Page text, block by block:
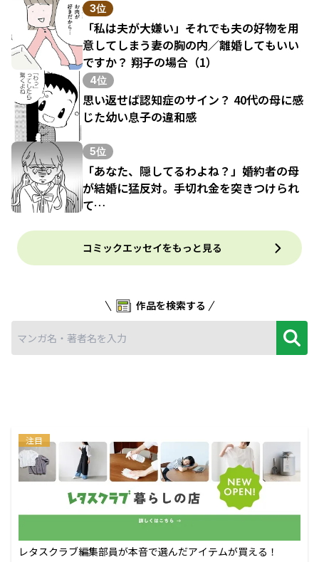
3位
「私は夫が大嫌い」それでも夫の好物を用
意してしまう妻の胸の内／離婚してもいい
ですか？ 翔子の場合（1）
4位
思い返せば認知症のサイン？ 40代の母に感
じた幼い息子の違和感
5位
「あなた、隠してるわよね？」婚約者の母
が結婚に猛反対。手切れ金を突きつけられ
て…
コミックエッセイをもっと見る
作品を検索する
注目
レタスクラブ編集部員が本音で選んだアイテムが買える！